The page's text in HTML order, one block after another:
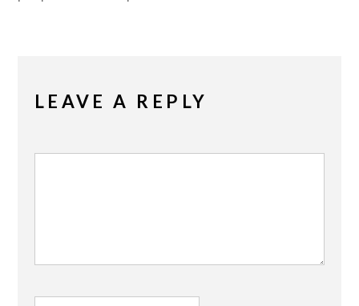
LEAVE A REPLY